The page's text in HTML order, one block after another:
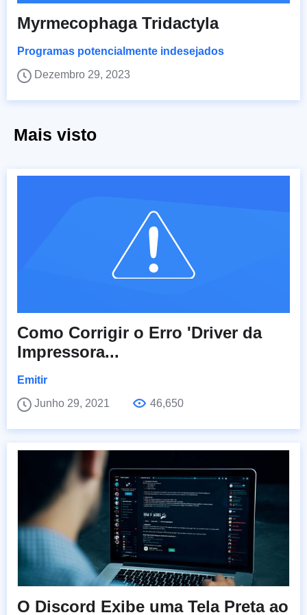
Myrmecophaga Tridactyla
Programas potencialmente indesejados
Dezembro 29, 2023
Mais visto
Como Corrigir o Erro 'Driver da
Impressora...
Emitir
Junho 29, 2021
46,650
O Discord Exibe uma Tela Preta ao